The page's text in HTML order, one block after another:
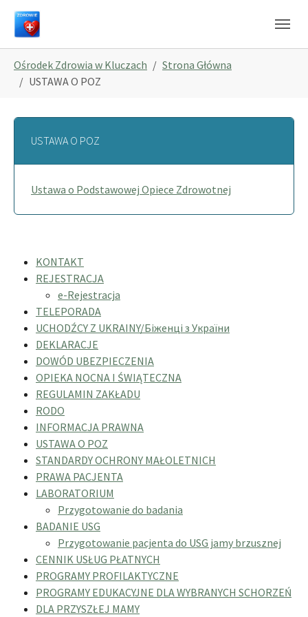
Skip to main navigation
Skip to main content
Skip to page footer
Ośrodek Zdrowia w Kluczach
Strona Główna
USTAWA O POZ
USTAWA O POZ
Ustawa o Podstawowej Opiece Zdrowotnej
KONTAKT
REJESTRACJA
e-Rejestracja
TELEPORADA
UCHODŹCY Z UKRAINY/Біженці з України
DEKLARACJE
DOWÓD UBEZPIECZENIA
OPIEKA NOCNA I ŚWIĄTECZNA
REGULAMIN ZAKŁADU
RODO
INFORMACJA PRAWNA
USTAWA O POZ
STANDARDY OCHRONY MAŁOLETNICH
PRAWA PACJENTA
LABORATORIUM
Przygotowanie do badania
BADANIE USG
Przygotowanie pacjenta do USG jamy brzusznej
CENNIK USŁUG PŁATNYCH
PROGRAMY PROFILAKTYCZNE
PROGRAMY EDUKACYJNE DLA WYBRANYCH SCHORZEŃ
DLA PRZYSZŁEJ MAMY